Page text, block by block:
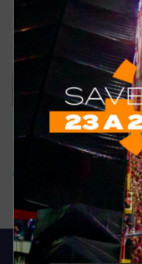
Pode ser melhorado
Sem comentários
Arquivo de enquete